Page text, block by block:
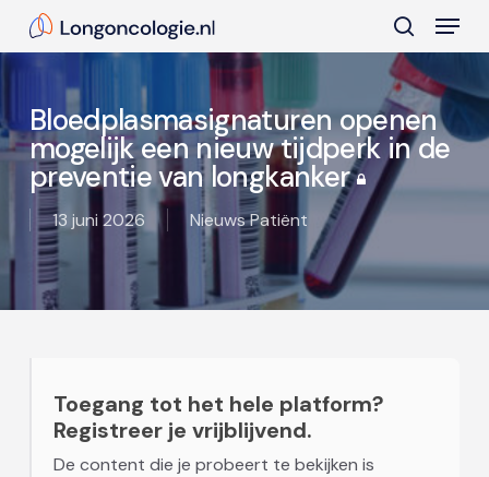
main
search
Menu
Bloedplasmasignaturen openen
mogelijk een nieuw tijdperk in de
preventie van longkanker
13 juni 2026 Nieuws Patiënt
Toegang tot het hele platform?
Registreer je vrijblijvend.
De content die je probeert te bekijken is
Menu